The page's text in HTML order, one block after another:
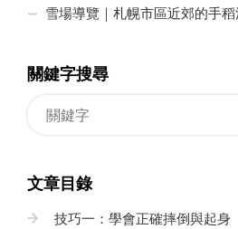
雪場導覽｜札幌市區近郊的手
關鍵字搜尋
文章目錄
技巧一：學會正確摔倒與起身